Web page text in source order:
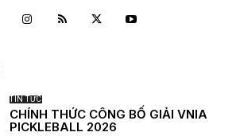
TIN TỨC
CHÍNH THỨC CÔNG BỐ GIẢI VNIA
PICKLEBALL 2026